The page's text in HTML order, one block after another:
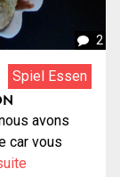
2
Spiel Essen
avons
car vous